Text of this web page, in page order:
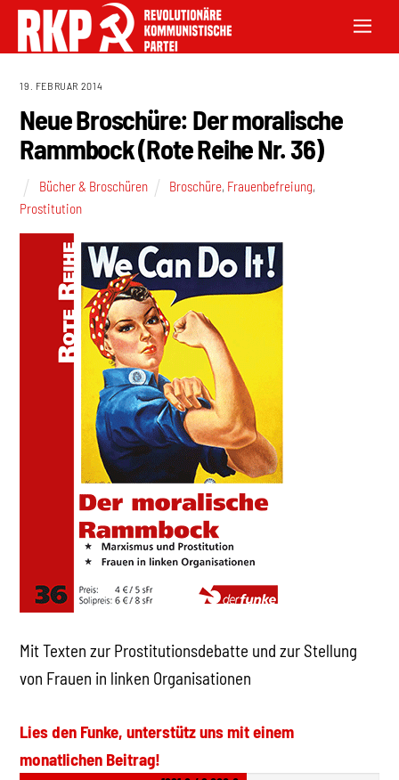
19. FEBRUAR 2014
Neue Broschüre: Der moralische
Rammbock (Rote Reihe Nr. 36)
Bücher & Broschüren Broschüre, Frauenbefreiung,
Prostitution
Mit Texten zur Prostitutionsdebatte und zur Stellung
von Frauen in linken Organisationen
Lies den Funke, unterstütz uns mit einem
monatlichen Beitrag!